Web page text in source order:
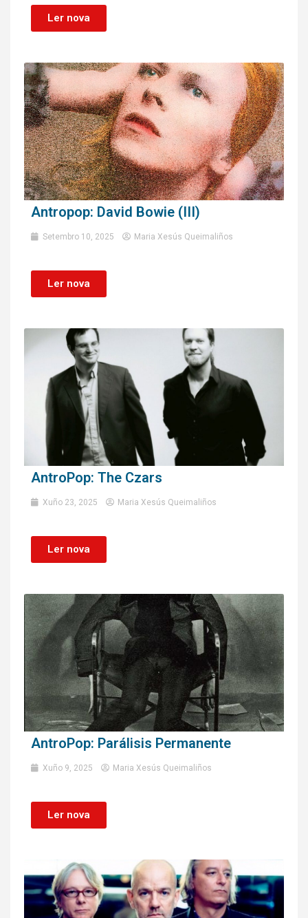
Ler nova
Antropop: David Bowie (III)
Setembro 10, 2025 Maria Xesús Queimaliños
Ler nova
AntroPop: The Czars
Xuño 23, 2025 Maria Xesús Queimaliños
Ler nova
AntroPop: Parálisis Permanente
Xuño 9, 2025 Maria Xesús Queimaliños
Ler nova